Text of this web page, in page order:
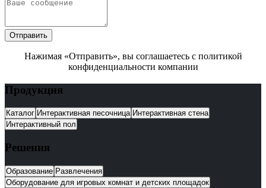
Отправить
Нажимая «Отправить», вы соглашаетесь с политикой
конфиденциальности компании
Продукция
Каталог Интерактивная песочница Интерактивная стена
Интерактивный пол
Решения
Образование Развлечения
Оборудование для игровых комнат и детских площадок